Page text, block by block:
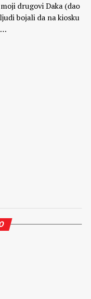
drugovi Daka (dao
bojali da na kiosku